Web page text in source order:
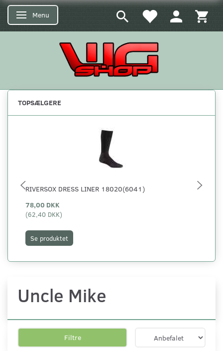
Skifte navigation
Menu
TOPSÆLGERE
RIVERSOX DRESS LINER 18020(6041)
78,00 DKK
(62,40 DKK)
Se produktet
Uncle Mike
Filtre